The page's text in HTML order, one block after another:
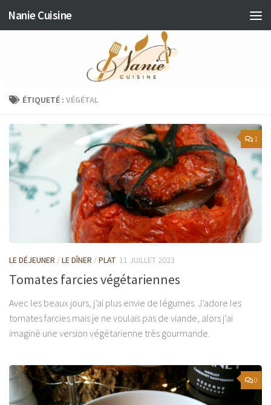
Skip to content
Nanie Cuisine
ÉTIQUETÉ : VÉGÉTAL
1
LE DÉJEUNER /LE DÎNER /PLAT 11 JUILLET 2023
Tomates farcies végétariennes
Avec les beaux jours, j’ai plus envie de légumes. J’adore les
tomates farcies mais je ne voulais pas de viande, alors j’ai
imaginé une version végétarienne très gourmande.
0